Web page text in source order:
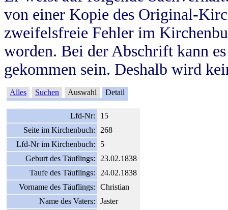
von einer Kopie des Original-
zweifelsfreie Fehler im
worden. Bei der Abschrift kann
gekommen sein. Deshalb wird
Alles Suchen Auswahl Detail
Lfd-Nr:
15
Seite im Kirchenbuch:
268
Lfd-Nr im Kirchenbuch:
5
Geburt des Täuflings:
23.02.1838
Taufe des Täuflings:
24.02.1838
Vorname des Täuflings:
Christian
Name des Vaters:
Jaster